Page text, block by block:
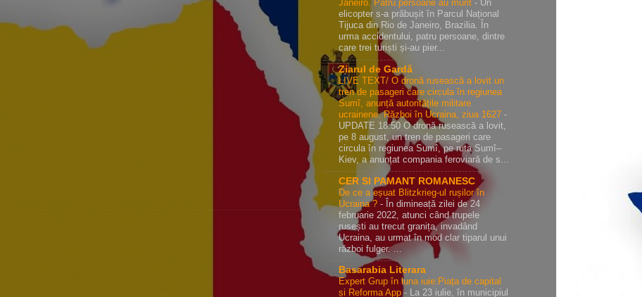
Janeiro. Patru persoane au murit - Un
elicopter s-a prăbușit în Parcul Național
Tijuca din Rio de Janeiro, Brazilia. În
urma accidentului, patru persoane, dintre
care trei turiști și-au pier...
Ziarul de Gardă
LIVE TEXT/ O dronă rusească a lovit un
tren de pasageri care circula în regiunea
Sumî, anunță autoritățile militare
ucrainene. Război în Ucraina, ziua 1627 -
UPDATE 18:50 O dronă rusească a lovit,
pe 8 august, un tren de pasageri care
circula în regiunea Sumî, pe ruta Sumî–
Kiev, a anunțat compania feroviară de s...
CER SI PAMANT ROMANESC
De ce a eșuat Blitzkrieg-ul rușilor în
Ucraina ? - În dimineață zilei de 24
februarie 2022, atunci când trupele
rusești au trecut granița, invadând
Ucraina, au urmat în mod clar tiparul unui
război fulger. ...
Basarabia Literara
Expert Grup în luna iuie:Piața de capital
și Reforma App- La 23 iulie, în municipiul